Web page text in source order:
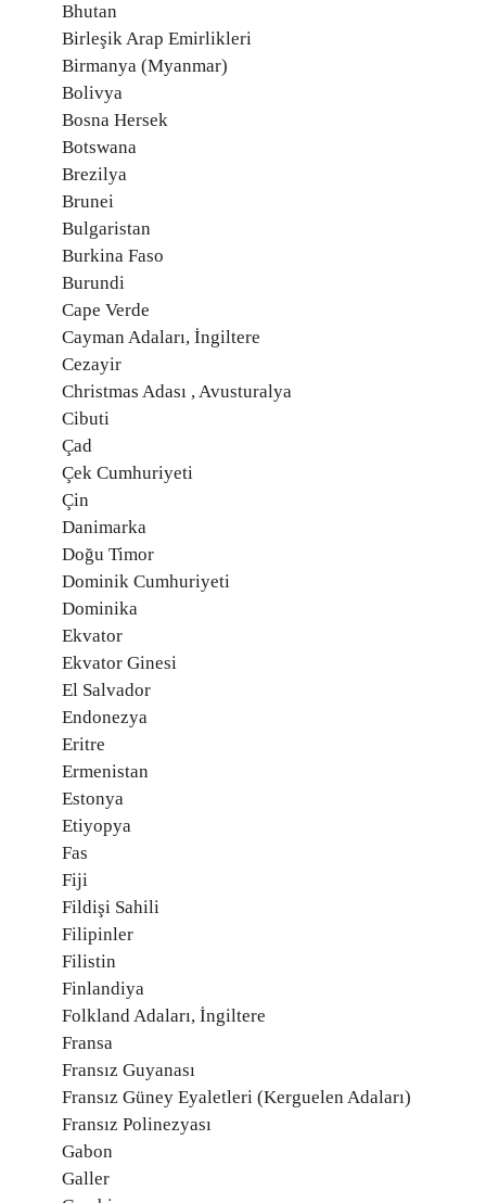
Bhutan
Birleşik Arap Emirlikleri
Birmanya (Myanmar)
Bolivya
Bosna Hersek
Botswana
Brezilya
Brunei
Bulgaristan
Burkina Faso
Burundi
Cape Verde
Cayman Adaları, İngiltere
Cezayir
Christmas Adası , Avusturalya
Cibuti
Çad
Çek Cumhuriyeti
Çin
Danimarka
Doğu Timor
Dominik Cumhuriyeti
Dominika
Ekvator
Ekvator Ginesi
El Salvador
Endonezya
Eritre
Ermenistan
Estonya
Etiyopya
Fas
Fiji
Fildişi Sahili
Filipinler
Filistin
Finlandiya
Folkland Adaları, İngiltere
Fransa
Fransız Guyanası
Fransız Güney Eyaletleri (Kerguelen Adaları)
Fransız Polinezyası
Gabon
Galler